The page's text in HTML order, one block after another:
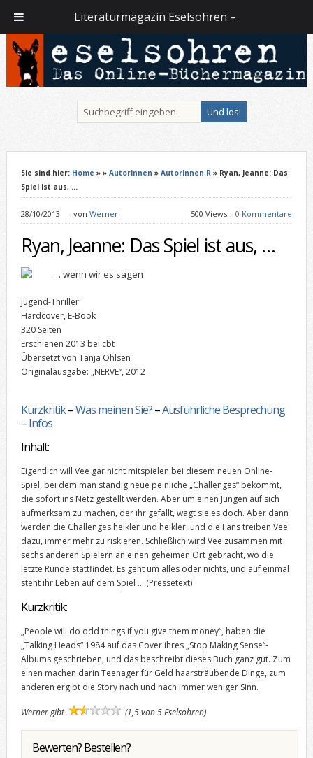
Sie sind hier: Home » » AutorInnen » AutorInnen R » Ryan, Jeanne: Das
Spiel ist aus, …
28/10/2013 – von Werner 500 Views –0 Kommentare
Ryan, Jeanne: Das Spiel ist aus, …
… wenn wir es sagen
Jugend-Thriller
Hardcover, E-Book
320 Seiten
Erschienen 2013 bei cbt
Übersetzt von Tanja Ohlsen
Originalausgabe: „NERVE”, 2012
Kurzkritik–Was meinen Sie?–Ausführliche Besprechung
–Infos
Inhalt:
Eigentlich will Vee gar nicht mitspielen bei diesem neuen Online-
Spiel, bei dem man ständig neue peinliche „Challenges“ bekommt,
die sofort ins Netz gestellt werden. Aber um einen Jungen auf sich
aufmerksam zu machen, der ihr gefällt, wagt sie es doch. Aber dann
werden die Challenges heikler und heikler, und die Fans treiben Vee
dazu, immer mehr zu riskieren. Schließlich wird Vee zusammen mit
sechs anderen Spielern an einen geheimen Ort gebracht, wo die
letzte Runde stattfindet. Es geht um alles oder nichts, und auf einmal
steht ihr Leben auf dem Spiel … (Pressetext)
Kurzkritik:
„People will do odd things if you give them money“, haben die
„Talking Heads“ 1984 auf das Cover ihres „Stop Making Sense“-
Albums geschrieben, und das beschreibt dieses Buch ganz gut. Zum
einen machen darin Teenager für Geld haarsträubende Dinge, zum
anderen ergibt die Story nach und nach immer weniger Sinn.
Werner gibt (1,5 von 5 Eselsohren)
Bewerten? Bestellen?
Literaturmagazin Eselsohren –